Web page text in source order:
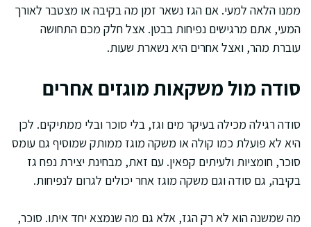
ממנו הלאה למעי. אם הגז נשאר זמן מה בקיבה או מצטבר לאורך
המעי, אתם מרגישים נפיחות בבטן. אצל חלק מכם התחושה
עוברת מהר, ואצל אחרים היא נשארת שעות.
סודה מול משקאות מוגזים אחרים
סודה רגילה מכילה בעיקר מים וגז, בלי סוכר ובלי ממתיקים. לכן
היא לא פועלת כמו קולה או משקה מוגז ממותק שמוסיף גם עומס
סוכר, חומציות ולעיתים קפאין. עם זאת, מבחינת יצירת נפח גז
בקיבה, גם סודה וגם משקה מוגז אחר יכולים לגרום לנפיחות.
מה שמשנה הוא לא רק הגז, אלא גם מה שנמצא יחד איתו. סוכר,